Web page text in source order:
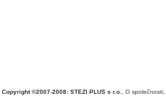
Copyright ©2007-2008: STEZI PLUS s r.o. O společnosti